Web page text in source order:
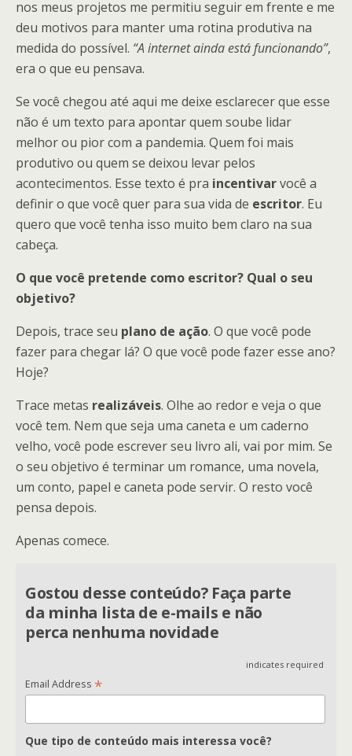
nos meus projetos me permitiu seguir em frente e me
deu motivos para manter uma rotina produtiva na
medida do possível. “A internet ainda está funcionando”,
era o que eu pensava.
Se você chegou até aqui me deixe esclarecer que esse
não é um texto para apontar quem soube lidar
melhor ou pior com a pandemia. Quem foi mais
produtivo ou quem se deixou levar pelos
acontecimentos. Esse texto é pra incentivarvocê a
definir o que você quer para sua vida de escritor. Eu
quero que você tenha isso muito bem claro na sua
cabeça.
O que você pretende como escritor? Qual o seu
objetivo?
Depois, trace seu plano de ação. O que você pode
fazer para chegar lá? O que você pode fazer esse ano?
Hoje?
Trace metas realizáveis. Olhe ao redor e veja o que
você tem. Nem que seja uma caneta e um caderno
velho, você pode escrever seu livro ali, vai por mim. Se
o seu objetivo é terminar um romance, uma novela,
um conto, papel e caneta pode servir. O resto você
pensa depois.
Apenas comece.
Gostou desse conteúdo? Faça parte
da minha lista de e-mails e não
perca nenhuma novidade
indicates required
Email Address *
Que tipo de conteúdo mais interessa você?